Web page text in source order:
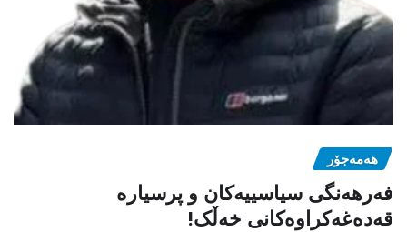
هەمەجۆر
فەرهەنگی سیاسییەکان و پرسیارە
قەدەغەکراوەکانی خەڵک!